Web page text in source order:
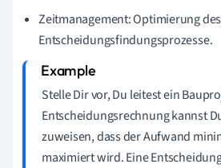
Zeitmanagement: Optimierung
Entscheidungsfindungsprozesse.
Stelle Dir vor, Du leitest ein
Entscheidungsrechnung kannst
zuweisen, dass der Aufwand
maximiert wird. Eine